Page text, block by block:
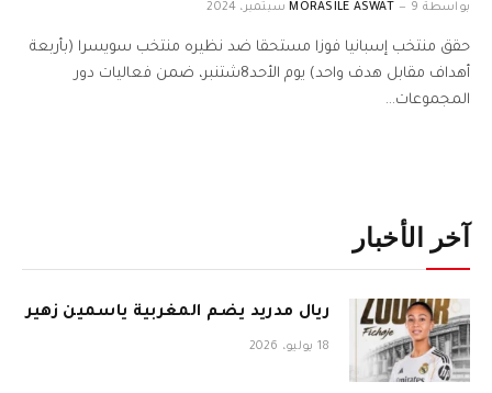
بواسطة MORASILE ASWAT 9 سبتمبر، 2024
حقق منتخب إسبانيا فوزا مستحقا ضد نظيره منتخب سويسرا (بأربعة
أهداف مقابل هدف واحد) يوم الأحد8شتنبر، ضمن فعاليات دور
المجموعات…
آخر الأخبار
ريال مدريد يضم المغربية ياسمين زهير
18 يوليو، 2026